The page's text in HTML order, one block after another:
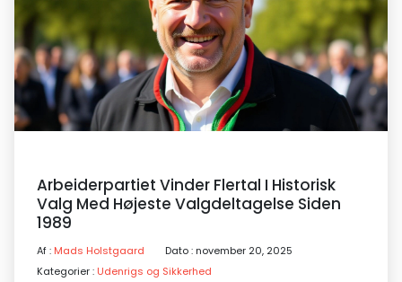
Arbeiderpartiet Vinder Flertal I Historisk
Valg Med Højeste Valgdeltagelse Siden
1989
Af : Mads Holstgaard
Dato : november 20, 2025
Kategorier : Udenrigs og Sikkerhed